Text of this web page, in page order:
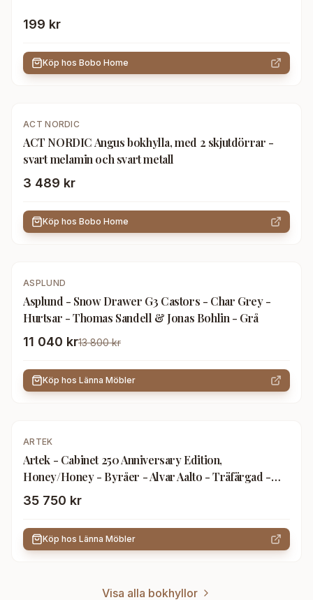
199 kr
Köp hos Bobo Home
ACT NORDIC
ACT NORDIC Angus bokhylla, med 2 skjutdörrar -
svart melamin och svart metall
3 489 kr
Köp hos Bobo Home
-20 %
ASPLUND
Asplund - Snow Drawer G3 Castors - Char Grey -
Hurtsar - Thomas Sandell & Jonas Bohlin - Grå
11 040 kr13 800 kr
Köp hos Länna Möbler
ARTEK
Artek - Cabinet 250 Anniversary Edition,
Honey/Honey - Byråer - Alvar Aalto - Träfärgad -
Trä
35 750 kr
Köp hos Länna Möbler
Visa alla bokhyllor